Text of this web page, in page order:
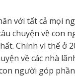
với tất cả mọi
chuyện về con
Chính vì thế ở
về các nhà
người góp